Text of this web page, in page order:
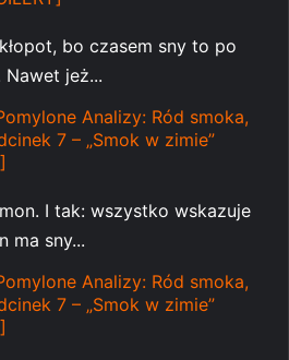
bo czasem sny to po
Nawet jeż...
Analizy: Ród smoka,
7 – „Smok w zimie”
I tak: wszystko wskazuje
ma sny...
Analizy: Ród smoka,
7 – „Smok w zimie”